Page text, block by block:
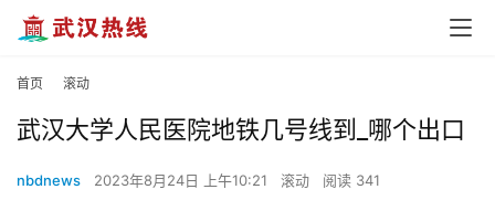
首页 滚动
武汉大学人民医院地铁几号线到_哪个出口
nbdnews 2023年8月24日 上午10:21 滚动 阅读 341